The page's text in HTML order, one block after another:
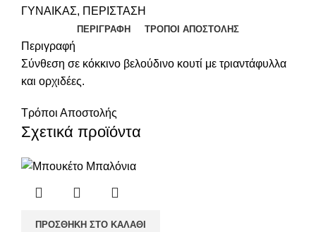
ΓΥΝΑΙΚΑΣ, ΠΕΡΙΣΤΑΣΗ
ΠΕΡΙΓΡΑΦΉ ΤΡΌΠΟΙ ΑΠΟΣΤΟΛΉΣ
Περιγραφή
Σύνθεση σε κόκκινο βελούδινο κουτί με τριαντάφυλλα
και ορχιδέες.
Τρόποι Αποστολής
Σχετικά προϊόντα
ΠΡΟΣΘΉΚΗ ΣΤΟ ΚΑΛΆΘΙ